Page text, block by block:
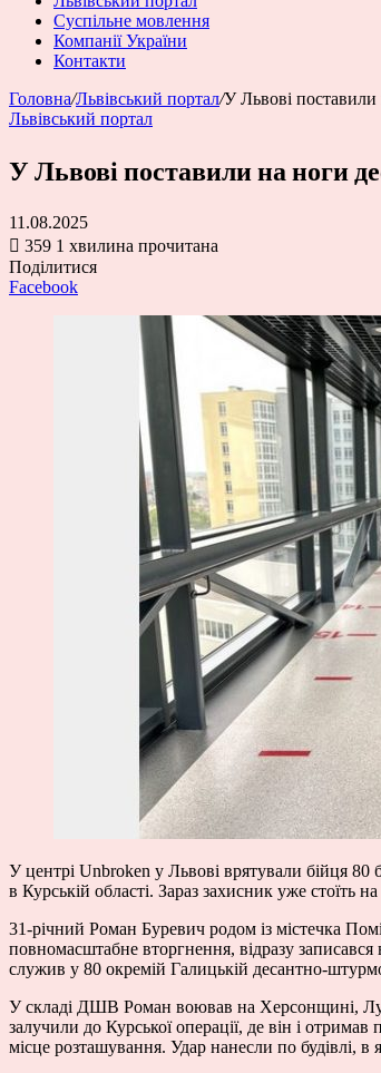
Суспільне мовлення
Компанії України
Контакти
Головна/Львівський портал/У Львові
Львівський портал
У Львові поставили на ноги
11.08.2025
359 1 хвилина прочитана
Поділитися
Facebook
У центрі Unbroken у Львові врятували бійця
в Курській області. Зараз захисник уже стоїть
31-річний Роман Буревич родом із містечка
повномасштабне вторгнення, відразу
служив у 80 окремій Галицькій десантно-
У складі ДШВ Роман воював на Херсонщині,
залучили до Курської операції, де він і
місце розташування. Удар нанесли по будівлі,